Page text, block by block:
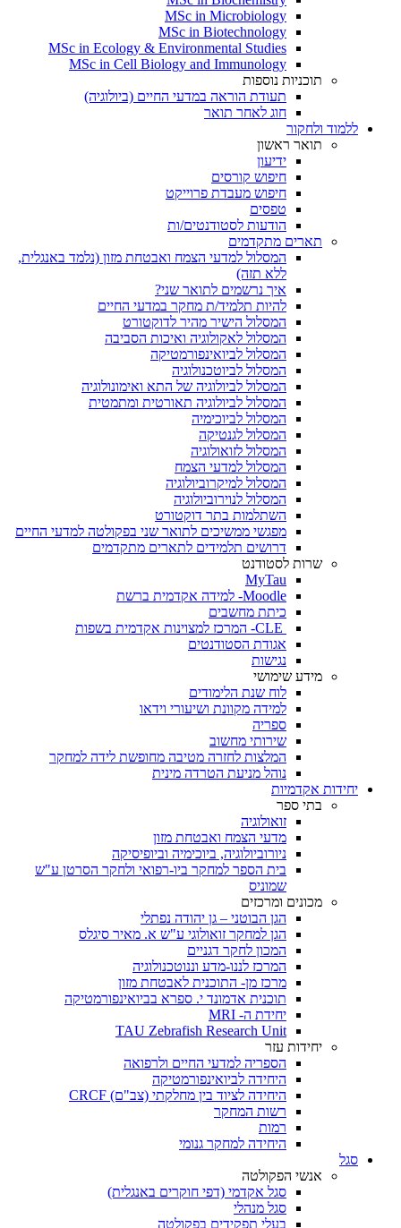
MSc in Microbiology
MSc in Biotechnology
MSc in Ecology & Environmental Studies
MSc in Cell Biology and Immunology
תוכניות נוספות
תעודת הוראה במדעי החיים (ביולוגיה)
חוג לאחר תואר
ללמוד ולחקור
תואר ראשון
ידיעון
חיפוש קורסים
חיפוש מעבדת פרוייקט
טפסים
הודעות לסטודנטים/ות
תארים מתקדמים
המסלול למדעי הצמח ואבטחת מזון (נלמד באנגלית,
ללא תזה)
איך נרשמים לתואר שני?
להיות תלמיד/ת מחקר במדעי החיים
המסלול הישיר מהיר לדוקטורט
המסלול לאקולוגיה ואיכות הסביבה
המסלול לביואינפורמטיקה
המסלול לביוטכנולוגיה
המסלול לביולוגיה של התא ואימונולוגיה
המסלול לביולוגיה תאורטית ומתמטית
המסלול לביוכימיה
המסלול לגנטיקה
המסלול לזואולוגיה
המסלול למדעי הצמח
המסלול למיקרוביולוגיה
המסלול לנוירוביולוגיה
השתלמות בתר דוקטורט
מפגשי ממשיכים לתואר שני בפקולטה למדעי החיים
דרושים תלמידים לתארים מתקדמים
שרות לסטודנט
MyTau
Moodle- למידה אקדמית ברשת
כיתת מחשבים
אגודת הסטודנטים
נגישות
מידע שימושי
לוח שנת הלימודים
למידה מקוונת ושיעורי וידאו
ספריה
שירותי מחשוב
המלצות לחזרה מטיבה מחופשת לידה למחקר
נוהל מניעת הטרדה מינית
יחידות אקדמיות
בתי ספר
זואולוגיה
מדעי הצמח ואבטחת מזון
ניורוביולוגיה, ביוכימיה וביופיסיקה
בית הספר למחקר ביו-רפואי ולחקר הסרטן ע"ש
שמוניס
מכונים ומרכזים
הגן הבוטני – גן יהודה נפתלי
הגן למחקר זואולוגי ע"ש א. מאיר סיגלס
המכון לחקר דגניים
המרכז לננו-מדע וננוטכנולוגיה
מרכז מן- התוכנית לאבטחת מזון
תוכנית אדמונד י. ספרא בביואינפורמטיקה
יחידת ה- MRI
TAU Zebrafish Research Unit
יחידות עזר
הספריה למדעי החיים ולרפואה
היחידה לביואינפורמטיקה
היחידה לציוד בין מחלקתי (צב"ם) CRCF
רשות המחקר
רמות
היחידה למחקר גנומי
סגל
אנשי הפקולטה
סגל אקדמי (דפי חוקרים באנגלית)
סגל מנהלי
בעלי תפקידים בפקולטה